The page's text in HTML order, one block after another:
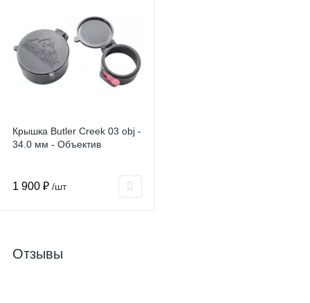
Крышка Butler Creek 03 obj -
34.0 мм - Объектив
1 900 ₽ /шт
Отзывы